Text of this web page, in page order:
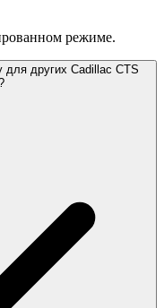
режиме.
для других Cadillac CTS